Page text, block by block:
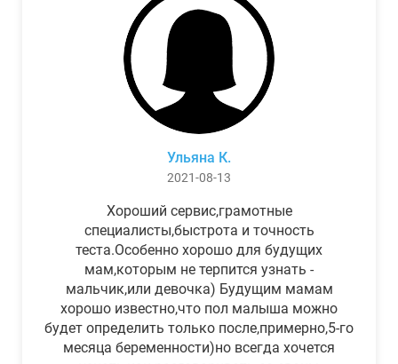
Ульяна К.
2021-08-13
Хороший сервис,грамотные
специалисты,быстрота и точность
теста.Особенно хорошо для будущих
мам,которым не терпится узнать -
мальчик,или девочка) Будущим мамам
хорошо известно,что пол малыша можно
будет определить только после,примерно,5-го
месяца беременности)но всегда хочется